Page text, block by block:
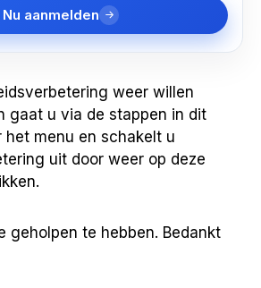
Nu aanmelden
weer willen
gaat u via de stappen in dit
het menu en schakelt u
uit door weer op deze
geholpen te hebben. Bedankt